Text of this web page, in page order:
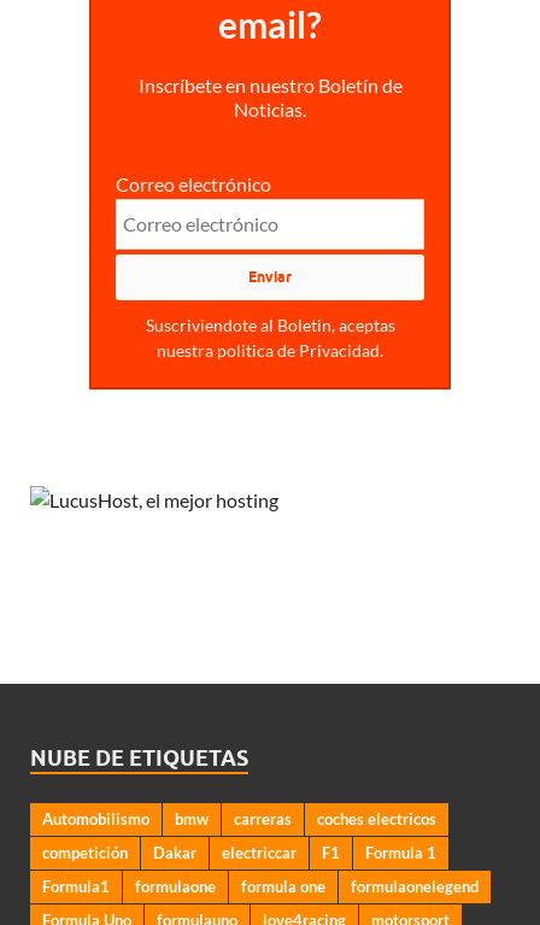
email?
Inscríbete en nuestro Boletín de
Noticias.
Correo electrónico
Suscriviendote al Boletin, aceptas
nuestra politica de Privacidad.
NUBE DE ETIQUETAS
Automobilismo bmw carreras
coches electricos
competición
Dakar electriccar F1
Formula 1
Formula1
formulaone formula one
formulaonelegend
Formula Uno
formulauno love4racing
motorsport